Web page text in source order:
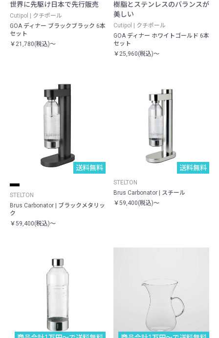
世界に先駆け日本で先行販売
Cutipol | クチポール
GOA ディナー ブラックブラック 6本
セット
￥21,780(税込)～
樹脂とステンレスのバランスが
美しい
Cutipol | クチポール
GOA ディナー ホワイトゴールド 6本
セット
￥25,960(税込)～
送料無料
STELTON
Brus Carbonator | ブラックメタリッ
ク
￥59,400(税込)～
送料無料
STELTON
Brus Carbonator | スチール
￥59,400(税込)～